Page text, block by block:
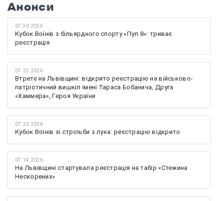
Анонси
07.30.2026
Кубок Воїнів з більярдного спорту «Пул 8»: триває
реєстрація
07.22.2026
Втретє на Львівщині: відкрито реєстрацію на військово-
патріотичний вишкіл імені Тараса Бобанича, Друга
«Хаммера», Героя України
07.20.2026
Кубок Воїнів зі стрільби з лука: реєстрацію відкрито
07.14.2026
На Львівщині стартувала реєстрація на табір «Стежина
Нескорених»